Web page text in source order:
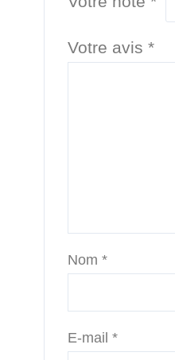
Votre avis*
Nom*
E-mail*